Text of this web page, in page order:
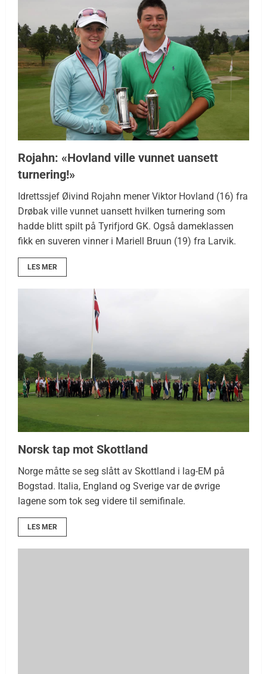
Rojahn: «Hovland ville vunnet uansett
turnering!»
Idrettssjef Øivind Rojahn mener Viktor Hovland (16) fra
Drøbak ville vunnet uansett hvilken turnering som
hadde blitt spilt på Tyrifjord GK. Også dameklassen
fikk en suveren vinner i Mariell Bruun (19) fra Larvik.
LES MER
Norsk tap mot Skottland
Norge måtte se seg slått av Skottland i lag-EM på
Bogstad. Italia, England og Sverige var de øvrige
lagene som tok seg videre til semifinale.
LES MER